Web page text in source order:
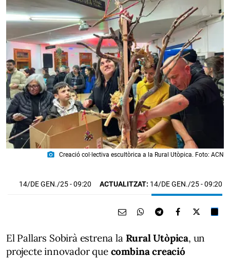
photo_camera Creació col·lectiva escultòrica a la Rural Utòpica. Foto: ACN
14/DE GEN./25- 09:20 ACTUALITZAT: 14/DE GEN./25 - 09:20
El Pallars Sobirà estrena la Rural Utòpica, un
projecte innovador que combina creació